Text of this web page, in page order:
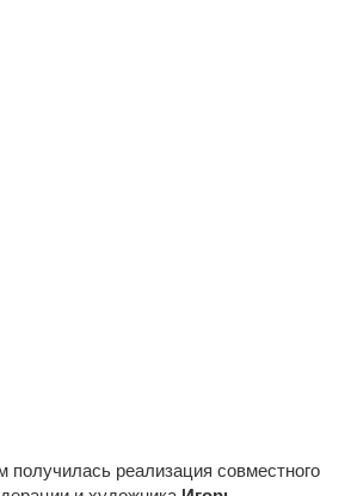
реализация совместного